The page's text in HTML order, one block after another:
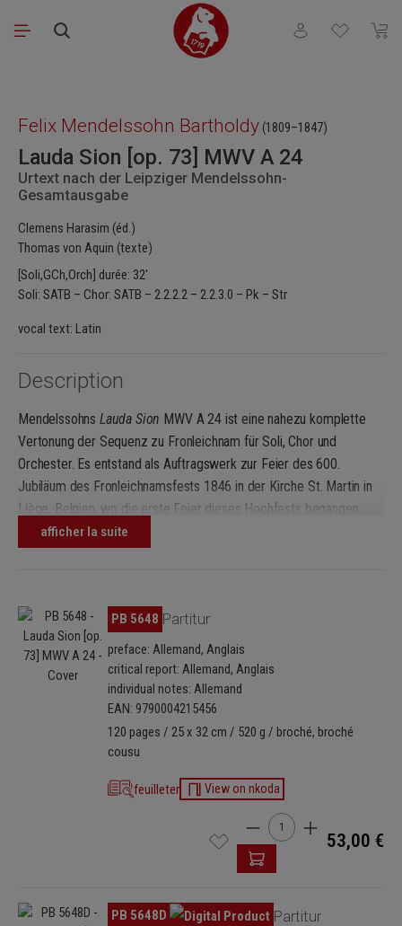
Passer au contenu principal
Vous avez 0Le
Felix Mendelssohn Bartholdy (1809–1847)
Lauda Sion [op. 73] MWV A 24
Urtext nach der Leipziger Mendelssohn-
Gesamtausgabe
Clemens Harasim (éd.)
Thomas von Aquin (texte)
[Soli,GCh,Orch] durée: 32′
Soli: SATB – Chor: SATB – 2.2.2.2 – 2.2.3.0 – Pk – Str
vocal text: Latin
Description
Mendelssohns Lauda Sion MWV A 24 ist eine nahezu komplette
Vertonung der Sequenz zu Fronleichnam für Soli, Chor und
Orchester. Es entstand als Auftragswerk zur Feier des 600.
Jubiläum des Fronleichnamsfests 1846 in der Kirche St. Martin in
Liège, Belgien, wo die erste Feier dieses Hochfests begangen
worden war. In den acht Sätzen dieses Werks tragen ein
vierstimmiger gemischter Chor, ein Solistenquartett und eine
Das Werk entstand parallel zum Oratorium
stilistische Ähnlichkeiten auf. Dabei ist es heute zu Unrecht
weniger bekannt, denn mit seiner feierlichen Atmosphäre, den für
Mendelssohn typischen wunderbaren Melodien und dramatischen,
teilweise fugierten Chören kann es noch immer begeistern. Mit
einer Aufführungsdauer von einer guten halben Stunde kann es
Orchester, wie etwa demLobgesangop. 52 und dem 42. Psalm
„Wie der Hirsch schreit“ op. 42, kombiniert werden.
afficher la suite
Ignorer la galerie d'images
PB 5648 Partitur
preface: Allemand, Anglais
critical report: Allemand, Anglais
individual notes: Allemand
EAN: 9790004215456
120 pages / 25 x 32 cm / 520 g / broché, broché
cousu
feuilleter View on nkoda
Quantité de produit :
53,00 €
Ignorer la galerie d'images
PB 5648D Partitur